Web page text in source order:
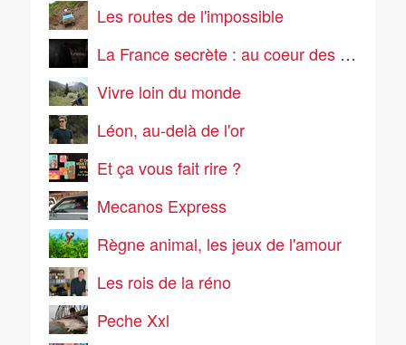
Les routes de l'impossible
La France secrète : au coeur des mystères
Vivre loin du monde
Léon, au-delà de l'or
Et ça vous fait rire ?
Mecanos Express
Règne animal, les jeux de l'amour
Les rois de la réno
Peche Xxl